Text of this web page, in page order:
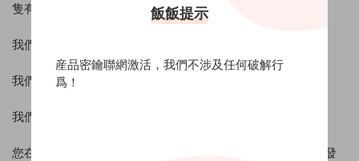
隻有透露你的個人資料，才能提供您所要求的産品和服務；
我們需要聽從法庭傳票、法律命令或遵循法律程序；
我們發現你違反了本站已發布的條款或聲明。
我們可能向您發送的郵件和信息推送
您在使用我們的服務時，我們可能使用您的信息向您的設備發
飯飯提示
産品密鑰聯網激活，我們不涉及任何破解行
爲！